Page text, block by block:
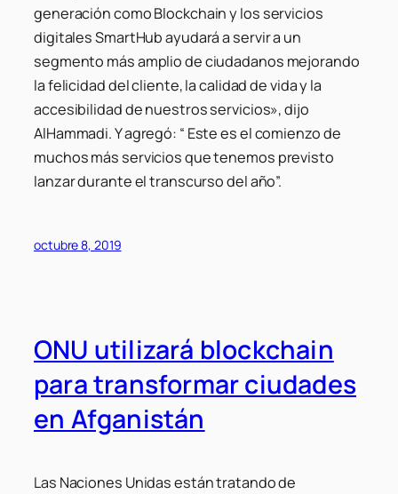
generación como Blockchain y los servicios
digitales SmartHub ayudará a servir a un
segmento más amplio de ciudadanos mejorando
la felicidad del cliente, la calidad de vida y la
accesibilidad de nuestros servicios», dijo
AlHammadi. Y agregó: “ Este es el comienzo de
muchos más servicios que tenemos previsto
lanzar durante el transcurso del año”.
octubre 8, 2019
ONU utilizará blockchain
para transformar ciudades
en Afganistán
Las Naciones Unidas están tratando de